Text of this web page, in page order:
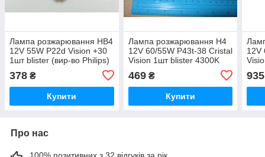
Лампа розжарювання HB4
12V 55W P22d Vision +30
1шт blister (вир-во Philips)
378 ₴
Купити
Лампа розжарювання H4
12V 60/55W P43t-38 Cristal
Vision 1шт blister 4300K
12342CVB1 UA51
469₴
Купити
12V
935
Про нас